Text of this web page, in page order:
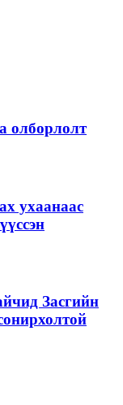
олборлолт
ухаанаас
Засгийн